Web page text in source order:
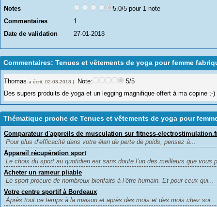
Notes
5.0/5 pour 1 note
Commentaires
1
Date de validation
27-01-2018
Commentaires: Tenues et vêtements de yoga pour femme
Thomas a écrit, 02-03-2018 | Note:
5/5
Des supers produits de yoga et un legging magnifique offert à ma copine ;-)
Thématique proche de Tenues et vêtements de yoga pour
Comparateur d'appreils de musculation sur fitness-
Pour plus d’efficacité dans votre élan de perte de poids, pensez à...
Appareil récupération sport
Le choix du sport au quotidien est sans doute l’un des meilleurs que vous
Acheter un rameur pliable
Le sport procure de nombreux bienfaits à l’être humain. Et pour ceux qui...
Votre centre sportif à Bordeaux
Après tout ce temps à la maison et après des mois et des mois chez soi...